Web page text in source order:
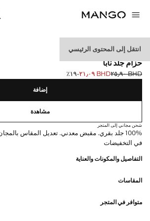
انتقل إلى المحتوى الرئيسي
الجلد
حزام جلد نابا
السعر الأول محذوف [BHD ٢٥٫٩٠ ]
BHD ٢٥٫٩٠
السعر الحالي [BHD ٢١٫٠٩ ]BHD ٢١٫٠٩ ؜-١٩٪؜
حدد اللون
إضافة
مشاهدة
شحن مجاني إلى المتجر
100% جلد بقري. مقبض معدني. تعديل المقاس
في التخفيضات
التفاصيل والمكونات والعناية
المقاسات
متوافر في المتجر